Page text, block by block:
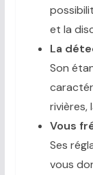
et la
La
Son
rivières,
Vous
Ses
vous